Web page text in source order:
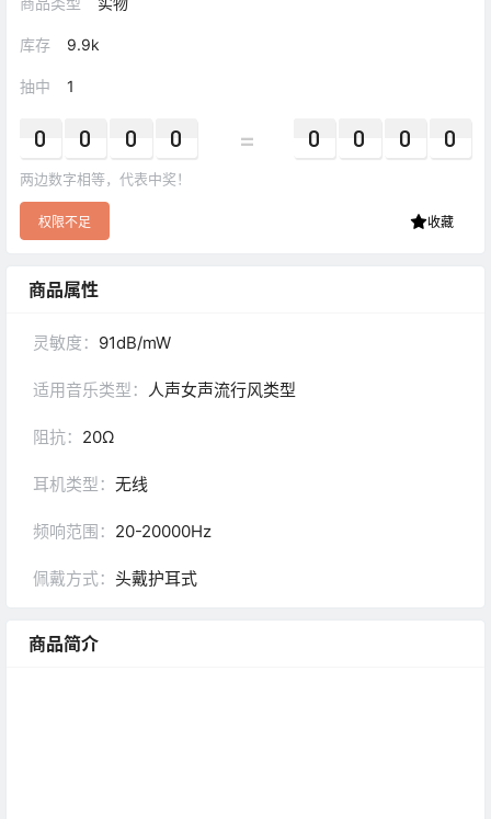
库存 9.9k
抽中 1
0 0 0 0 = 0 0 0 0
两边数字相等，代表中奖！
权限不足 收藏
商品属性
灵敏度： 91dB/mW
适用音乐类型： 人声女声流行风类型
阻抗： 20Ω
耳机类型： 无线
频响范围： 20-20000Hz
佩戴方式： 头戴护耳式
商品简介